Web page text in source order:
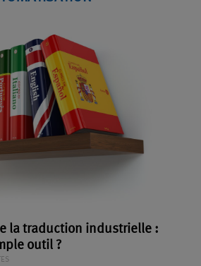
la traduction industrielle :
outil ?